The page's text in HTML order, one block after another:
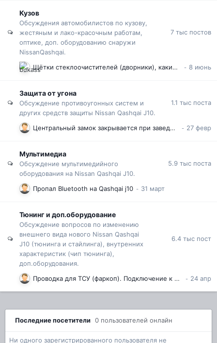
Кузов
Обсуждения автомобилистов по кузову,
жестяным и лако-красочным работам,
оптике, доп. оборудованию снаружи
NissanQashqai.
7 тыс постов
Щётки стеклоочистителей (дворники), какие купить? Замена резинок щёток. Кашкай J10
Защита от угона
Обсуждение противоугонных систем и
других средств защиты Nissan Qashqai J10.
1.1 тыс поста
Центральный замок закрывается при заведенной машине.
Мультимедиа
Обсуждение мультимедийного
оборудования на Nissan Qashqai J10.
5.9 тыс поста
Пропал Bluetooth на Qashqai j10
Тюнинг и доп.оборудование
Обсуждение вопросов по изменению
внешнего вида нового Nissan Qashqai
J10 (тюнинга и стайлинга), внутренних
характеристик (чип тюнинга),
доп.оборудования.
6.4 тыс пост
Проводка для ТСУ (фаркоп). Подключение к штатному разъему бортовой проводки nissan qashqai j10
Последние посетители 0 пользователей онлайн
Ни одного зарегистрированного пользователя не